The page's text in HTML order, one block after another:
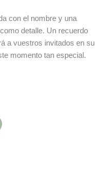
con el nombre y una
detalle. Un recuerdo
a vuestros invitados en su
momento tan especial.